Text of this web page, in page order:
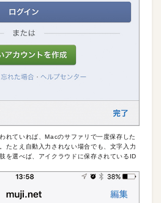
れていれば、Macのサファリで一度保存した
たとえ自動入力されない場合でも、文字入力
を選べば、アイクラウドに保存されているID